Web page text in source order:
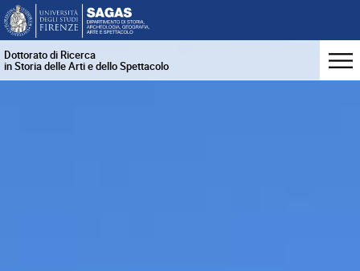
Dottorato di Ricerca
in Storia delle Arti e dello Spettacolo